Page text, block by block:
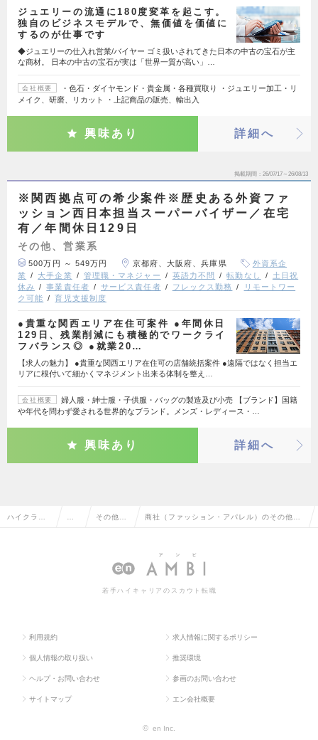
ジュエリーの流通に180度変革を起こす。
独自のビジネスモデルで、無価値を価値に
するのが仕事です
◆ジュエリーの仕入れ営業/バイヤー ゴミ扱いされてきた日本の中古の宝石が主
な商材。 日本の中古の宝石が実は「世界一質が高い」…
会社概要
・色石・ダイヤモンド・貴金属・各種買取り ・ジュエリー加工・リ
メイク、研磨、リカット ・上記商品の販売、輸出入
興味あり 詳細へ
掲載期間 26/07/17～26/08/13
※関西拠点可の希少案件※歴史ある外資ファ
ッション西日本担当スーパーバイザー／在宅
有／年間休日129日
その他、営業系
500万円 ～ 549万円 京都府、大阪府、兵庫県
外資系企
業
大手企業 管理職・マネジャー 英語力不問 転勤なし
土日祝
休み
事業責任者 サービス責任者 フレックス勤務
リモートワー
ク可能
育児支援制度
●貴重な関西エリア在住可案件 ●年間休日
129日、残業削減にも積極的でワークライ
フバランス◎ ●就業20…
【求人の魅力】 ●貴重な関西エリア在住可の店舗統括案件 ●遠隔ではなく担当エ
リアに根付いて細かくマネジメント出来る体制を整え…
会社概要
婦人服・紳士服・子供服・バッグの製造及び小売 【ブランド】国籍
や年代を問わず愛される世界的なブランド。メンズ・レディース・…
興味あり 詳細へ
ハイクラス その他、 商社（ファッション・アパレル）のその他、
若手ハイキャリアのスカウト転職
利用規約 求人情報に関するポリシー
個人情報の取り扱い 推奨環境
ヘルプ・お問い合わせ 参画のお問い合わせ
サイトマップ エン会社概要
© en Inc.